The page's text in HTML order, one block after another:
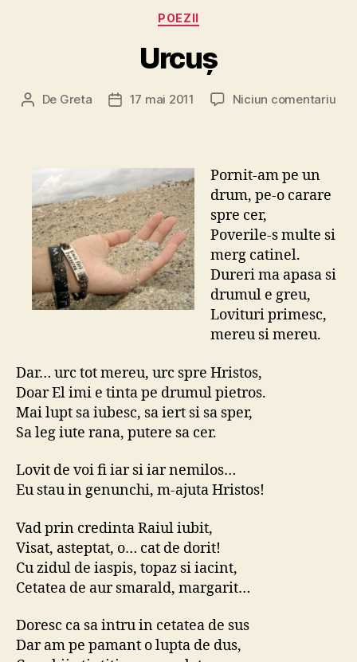
Categorii
POEZII
Urcuş
Autor
De Greta
Dată17 mai 2011 Niciun comentariula
Pornit-am pe un
drum, pe-o carare
spre cer,
Poverile-s multe si
merg catinel.
Dureri ma apasa si
drumul e greu,
Lovituri primesc,
mereu si mereu.
Dar… urc tot mereu, urc spre Hristos,
Doar El imi e tinta pe drumul pietros.
Mai lupt sa iubesc, sa iert si sa sper,
Sa leg iute rana, putere sa cer.
Lovit de voi fi iar si iar nemilos…
Eu stau in genunchi, m-ajuta Hristos!
Vad prin credinta Raiul iubit,
Visat, asteptat, o… cat de dorit!
Cu zidul de iaspis, topaz si iacint,
Cetatea de aur smarald, margarit…
Doresc ca sa intru in cetatea de sus
Dar am pe pamant o lupta de dus,